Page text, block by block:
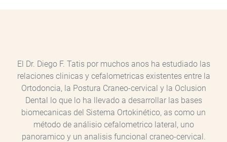
El Dr. Diego F. Tatis por muchos anos ha estudiado las
relaciones clinicas y cefalometricas existentes entre la
Ortodoncia, la Postura Craneo-cervical y la Oclusion
Dental lo que lo ha llevado a desarrollar las bases
biomecanicas del Sistema Ortokinético, as como un
método de análisio cefalometrico lateral, uno
panoramico y un analisis funcional craneo-cervical.